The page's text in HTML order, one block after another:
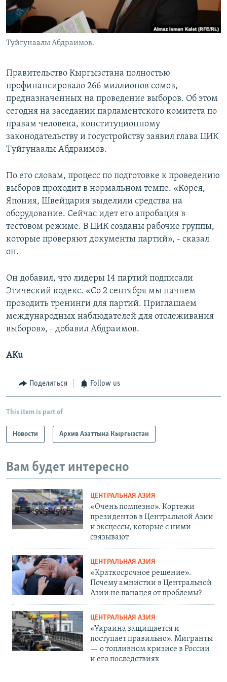
Туйгунаалы Абдраимов.
Правительство Кыргызстана полностью
профинансировало 266 миллионов сомов,
предназначенных на проведение выборов. Об этом
сегодня на заседании парламентского комитета по
правам человека, конституционному
законодательству и госустройству заявил глава ЦИК
Туйгунаалы Абдраимов.
По его словам, процесс по подготовке к проведению
выборов проходит в нормальном темпе. «Корея,
Япония, Швейцария выделили средства на
оборудование. Сейчас идет его апробация в
тестовом режиме. В ЦИК созданы рабочие группы,
которые проверяют документы партий», - сказал
он.
Он добавил, что лидеры 14 партий подписали
Этический кодекс. «Со 2 сентября мы начнем
проводить тренинги для партий. Приглашаем
международных наблюдателей для отслеживания
выборов», - добавил Абдраимов.
AKu
Поделиться Follow us
This item is part of
Новости Архив Азаттыка Кыргызстан
Вам будет интересно
ЦЕНТРАЛЬНАЯ АЗИЯ
«Очень помпезно». Кортежи
президентов в Центральной Азии
и эксцессы, которые с ними
связывают
ЦЕНТРАЛЬНАЯ АЗИЯ
«Краткосрочное решение».
Почему амнистии в Центральной
Азии не панацея от проблемы?
ЦЕНТРАЛЬНАЯ АЗИЯ
«Украина защищается и
поступает правильно». Мигранты
— о топливном кризисе в России
и его последствиях